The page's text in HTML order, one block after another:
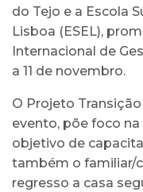
do Tejo e a Escola
Lisboa (ESEL),
Internacional de
a 11 de novembro.
O Projeto
evento, põe foco
objetivo de
também o familiar/
regresso a casa